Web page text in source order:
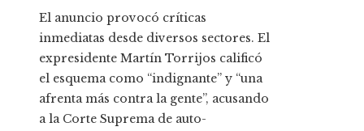
El anuncio provocó críticas
inmediatas desde diversos sectores. El
expresidente Martín Torrijos calificó
el esquema como “indignante” y “una
afrenta más contra la gente”, acusando
a la Corte Suprema de auto-